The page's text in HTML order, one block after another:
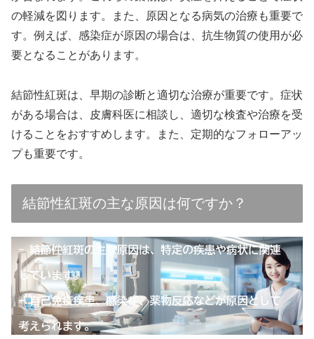
の軽減を図ります。また、原因となる病気の治療も重要で
す。例えば、感染症が原因の場合は、抗生物質の使用が必
要となることがあります。
結節性紅斑は、早期の診断と適切な治療が重要です。症状
がある場合は、皮膚科医に相談し、適切な検査や治療を受
けることをおすすめします。また、定期的なフォローアッ
プも重要です。
結節性紅斑の主な原因は何ですか？